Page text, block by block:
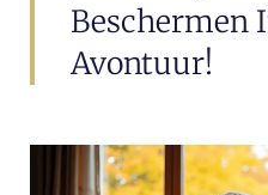
Beschermen
Avontuur!